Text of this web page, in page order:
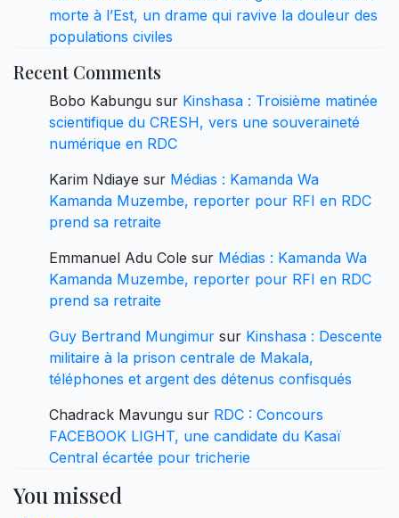
morte à l’Est, un drame qui ravive la douleur des
populations civiles
Recent Comments
Bobo Kabungu sur Kinshasa : Troisième matinée
scientifique du CRESH, vers une souveraineté
numérique en RDC
Karim Ndiaye sur Médias : Kamanda Wa
Kamanda Muzembe, reporter pour RFI en RDC
prend sa retraite
Emmanuel Adu Cole sur Médias : Kamanda Wa
Kamanda Muzembe, reporter pour RFI en RDC
prend sa retraite
Guy Bertrand Mungimur sur Kinshasa : Descente
militaire à la prison centrale de Makala,
téléphones et argent des détenus confisqués
Chadrack Mavungu sur RDC : Concours
FACEBOOK LIGHT, une candidate du Kasaï
Central écartée pour tricherie
You missed